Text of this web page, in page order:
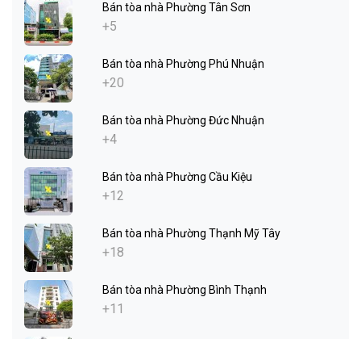
Bán tòa nhà Phường Tân Sơn
+5
Bán tòa nhà Phường Phú Nhuận
+20
Bán tòa nhà Phường Đức Nhuận
+4
Bán tòa nhà Phường Cầu Kiệu
+12
Bán tòa nhà Phường Thạnh Mỹ Tây
+18
Bán tòa nhà Phường Bình Thạnh
+11